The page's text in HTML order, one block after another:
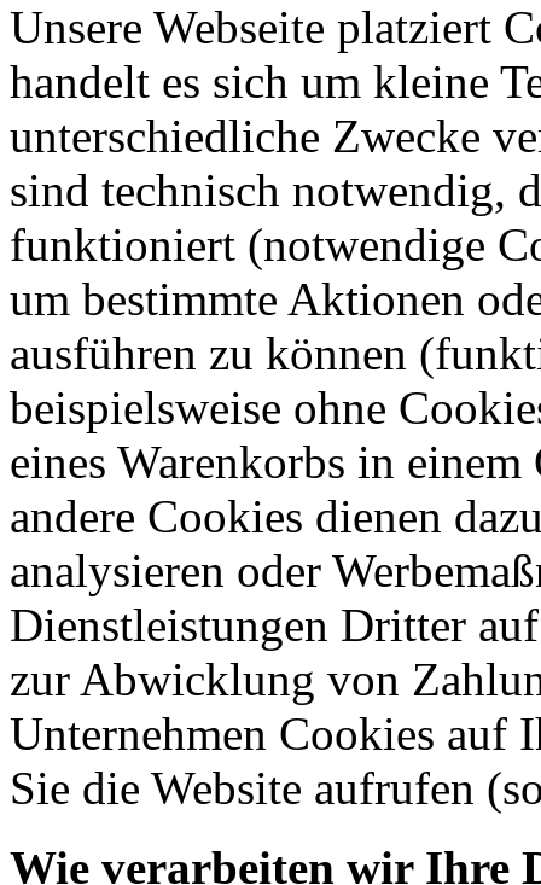
Unsere Webseite platziert
handelt es sich um kleine
unterschiedliche Zwecke
sind technisch notwendig,
funktioniert (notwendige
um bestimmte Aktionen
ausführen zu können
beispielsweise ohne
eines Warenkorbs in
andere Cookies dienen
analysieren oder
Dienstleistungen Dritter
zur Abwicklung von
Unternehmen Cookies auf
Sie die Website aufrufen
Wie verarbeiten wir Ihre